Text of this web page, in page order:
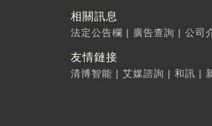
相關訊息
法定公告欄 | 廣告查詢 | 公司
友情鏈接
清博智能 | 艾媒諮詢 | 和訊 |